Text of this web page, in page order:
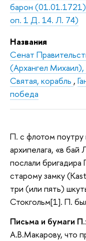
барон
оп. 1 Д. 14. Л. 74)
Названия
Сенат
(Архангел Михаил),
Святая, корабль ,
победа
П. с флотом поутру
архипелага, «в бай
послали
старому замку
три (или пять)
Стокгольм[1]. П.
Письма и бумаги П.
А.В.Макарову, что